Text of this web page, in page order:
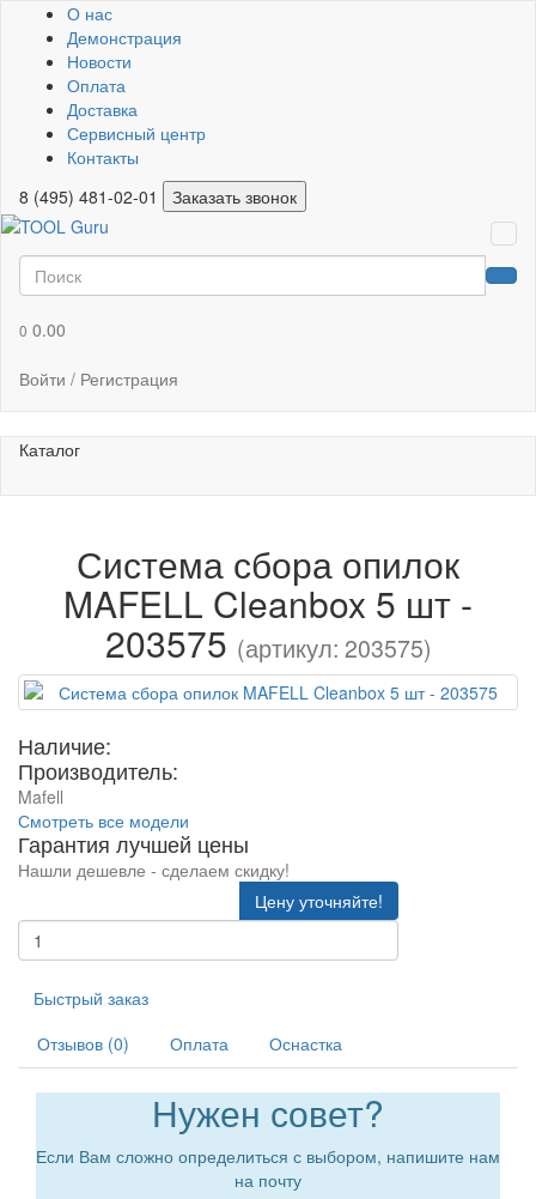
О нас
Демонстрация
Новости
Оплата
Доставка
Сервисный центр
Контакты
8 (495) 481-02-01
Заказать звонок
0 0.00
Войти / Регистрация
Каталог
Система сбора опилок
MAFELL Cleanbox 5 шт -
203575 (артикул: 203575)
Наличие:
Производитель:
Mafell
Смотреть все модели
Гарантия лучшей цены
Нашли дешевле - сделаем скидку!
Цену уточняйте!
Быстрый заказ
Отзывов (0)
Оплата Оснастка
Нужен совет?
Если Вам сложно определиться с выбором, напишите нам
на почту